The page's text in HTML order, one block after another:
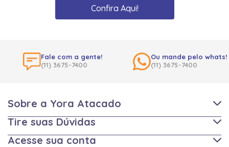
Confira Aqui!
Fale com a gente!
(11) 3675-7400
Ou mande pelo whats!
(11) 3675-7400
Sobre a Yora Atacado
Tire suas Dúvidas
Acesse sua conta